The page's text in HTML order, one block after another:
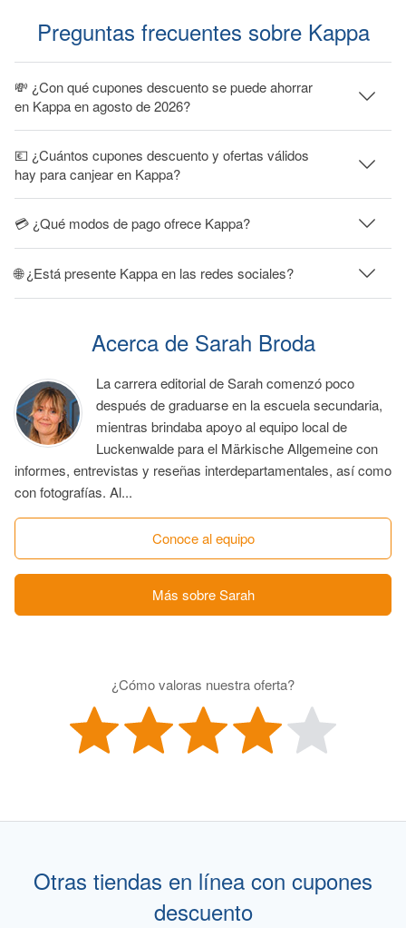
Preguntas frecuentes sobre Kappa
💸 ¿Con qué cupones descuento se puede ahorrar
en Kappa en agosto de 2026?
💶 ¿Cuántos cupones descuento y ofertas válidos
hay para canjear en Kappa?
💳 ¿Qué modos de pago ofrece Kappa?
🌐 ¿Está presente Kappa en las redes sociales?
Acerca de Sarah Broda
La carrera editorial de Sarah comenzó poco
después de graduarse en la escuela secundaria,
mientras brindaba apoyo al equipo local de
Luckenwalde para el Märkische Allgemeine con
informes, entrevistas y reseñas interdepartamentales, así como
con fotografías. Al...
Conoce al equipo
Más sobre Sarah
¿Cómo valoras nuestra oferta?
Otras tiendas en línea con cupones
descuento